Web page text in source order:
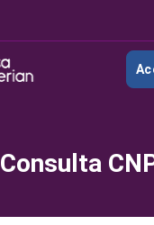
Consulta